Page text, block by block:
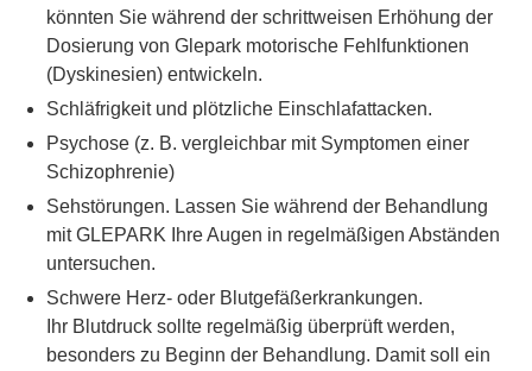
könnten Sie während der schrittweisen Erhöhung der
Dosierung von Glepark motorische Fehlfunktionen
(Dyskinesien) entwickeln.
Schläfrigkeit und plötzliche Einschlafattacken.
Psychose (z. B. vergleichbar mit Symptomen einer
Schizophrenie)
Sehstörungen. Lassen Sie während der Behandlung
mit GLEPARK Ihre Augen in regelmäßigen Abständen
untersuchen.
Schwere Herz- oder Blutgefäßerkrankungen.
Ihr Blutdruck sollte regelmäßig überprüft werden,
besonders zu Beginn der Behandlung. Damit soll ein